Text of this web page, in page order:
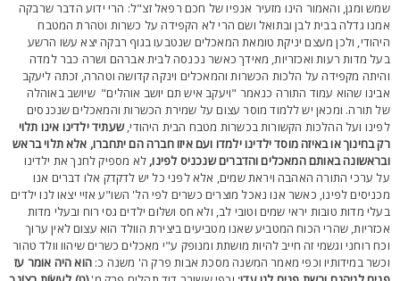
ומגן, והאמור הינו מזעיר אנפיו של חכם רפאל זצ"ל: הרי ידוע הדבר שרבקה
גדלה בבית לבן ובתואל ושם הרי לא הקפידה על כשרות וטהרת המטבח
ולכן מעצם יניקת טומאת המאכלים שנטבעו בגוף רבקה יצא עשו הרשע
מדות רעות ואכזריות, מאידך כאשר נכנסה לבית אברהם ושרה כבר למדה
מקפידה על הלכות הכשרות והמאכלים וינקה קדושה וטהרה, זכתה ליעקב
שהוא עמוד התורה כנאמר "ויעקב איש תם יושב אוהלים" שיושב באוהלה
תורה. ומכאן יש ללמוד מוסר עצום על שמירת הכשרות והמאכלים שנכנסים
ועל ההלכות הקשורות בכשרות מטבח הבית היהודי,שעתידילדינו אינו תלוי
בחינוך או באיזה מוסד ילדינו ילמדו ועם איזו חברה הם יתחברו, אלא תלוי בראש
באותם המאכלים והדברים שנכניס לפינו,לא מספיק לחנך את ילדינו
ערכי התורה האהבה ויראת שמים, אלא לפני כל יש לדקדק אלו דברים אנו
לפינו, כאשר אנו נאכל מוצרים כשרים לפי הל' השו"ע אזיי יצאו לנו ילדים
מדות טובות יראי שמים וטובי לב, ולא חס ושלום ילדים גסי רוח ובעלי מדות
שהרי הכוח המטביע שאנו מטביעים ביצירת הוולד הוא עצום לאין ערוך
רוחני וגשמי זה חייב להיות מושתת ומנופק ע"י מאכלים כשרים שיהוו וולד טהור
במידותיו וכפי מאמר המשנה מסכת אבות פרק ה' משנה כ: הוא היה אומר עז